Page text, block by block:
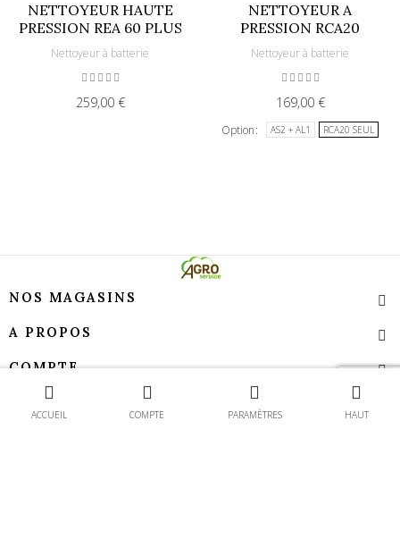
ACCUEIL COMPTE PARAMÈTRES HAUT
NETTOYEUR HAUTE
PRESSION REA 60 PLUS
Nettoyeur à batterie
259,00 €
NETTOYEUR A
PRESSION RCA20
Nettoyeur à batterie
169,00 €
Option AS2 + AL1 RCA20 SEUL
NOS MAGASINS
A PROPOS
COMPTE
TEMPS D’OUVERTURE Contact